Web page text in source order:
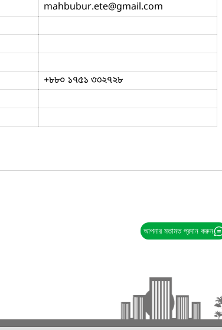
mahbubur.ete@gmail.com
+৮৮০ ১৭৫১ ৩৩২৭২৮
আপনার মতামত প্রদান করুন